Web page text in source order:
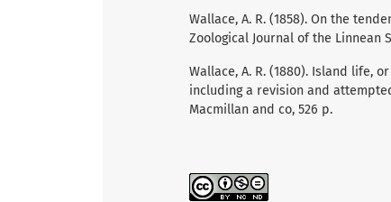
Wallace, A. R. (1858). On the
Zoological Journal of the Linnean
Wallace, A. R. (1880). Island life,
including a revision and
Macmillan and co, 526 p.